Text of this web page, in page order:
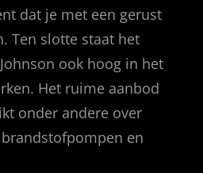
dat je met een gerust
Ten slotte staat het
ook hoog in het
Het ruime aanbod
onder andere over
en